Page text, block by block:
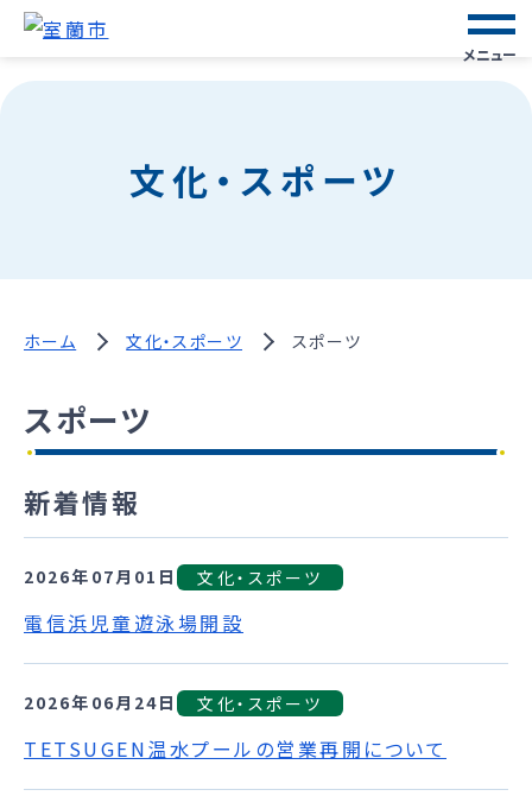
メニュー
文化・スポーツ
ホーム 文化・スポーツ スポーツ
スポーツ
新着情報
2026年07月01日 文化・スポーツ
電信浜児童遊泳場開設
2026年06月24日 文化・スポーツ
TETSUGEN温水プールの営業再開について